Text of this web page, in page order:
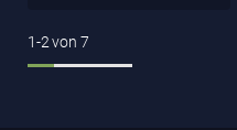
1-2von 7